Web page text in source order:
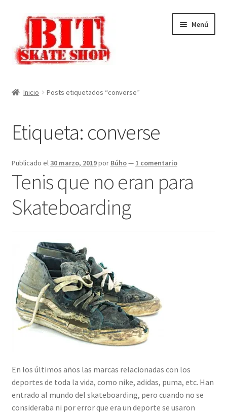
navegación
contenido
Menú
Finalizar compra
Carrito
Tienda
Inicio Posts etiquetados “converse”
Etiqueta: converse
Publicado el 30 marzo, 2019por Búho— 1 comentario
Tenis que no eran para
Skateboarding
En los últimos años las marcas relacionadas con los
deportes de toda la vida, como nike, adidas, puma, etc. Han
entrado al mundo del skateboarding, pero cuando no se
consideraba ni por error que era un deporte se usaron